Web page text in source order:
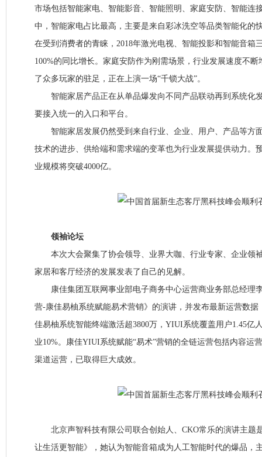
市场包括智能家电、智能影音、智能照明、家庭安防、智能连
中，智能家电占比最高，主要是来自彩冰洗空等品类智能化的
在受到消费者的青睐，2018年激光电视、智能投影和智能音箱
100%的同比增长。家庭安防作为刚需场景，行业发展速度不
了众多玩家的驻足，正在上演一场“千锁大战”。
智能家居产品正在从单品爆发向不同产品联动再到系统化
要接入统一的入口和平台。
智能家居发展仍然受到来自行业、企业、用户、产品等方
技术的进步、供给端和需求端的变革也为行业发展提供动力。
业规模将突破4000亿。
领袖论坛
本次大会聚集了协会领导、业界大咖、行业专家、企业领
家居和客厅经济的发展发表了自己的见解。
康佳集团互联网事业部电子商务中心运营商业务部总经理
营-康佳易柚系统赋能易术营销》的演讲，并发布最新运营数据
佳易柚系统智能终端激活超3800万，YIUI系统覆盖用户1.45亿
业10%。康佳YIUI系统赋能“易术”营销的全链运营包括内容运
渠道运营，已取得巨大成效。
北京声智科技有限公司联合创始人、CKO常乐的演讲主题
让生活更智能》，她认为智能音箱成为人工智能时代的爆品，